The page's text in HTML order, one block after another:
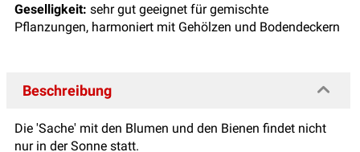
Geselligkeit: sehr gut geeignet für gemischte
Pflanzungen, harmoniert mit Gehölzen und Bodendeckern
Beschreibung
Die 'Sache' mit den Blumen und den Bienen findet nicht
nur in der Sonne statt.